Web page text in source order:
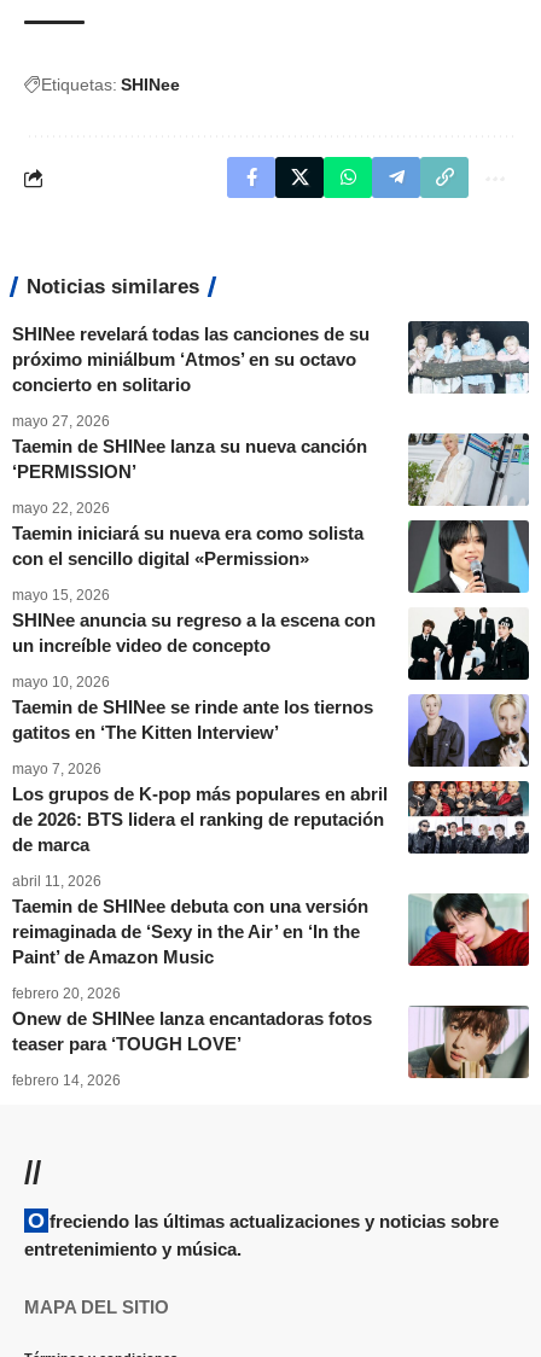
Etiquetas: SHINee
Noticias similares
SHINee revelará todas las canciones de su
próximo miniálbum ‘Atmos’ en su octavo
concierto en solitario
mayo 27, 2026
Taemin de SHINee lanza su nueva canción
‘PERMISSION’
mayo 22, 2026
Taemin iniciará su nueva era como solista
con el sencillo digital «Permission»
mayo 15, 2026
SHINee anuncia su regreso a la escena con
un increíble video de concepto
mayo 10, 2026
Taemin de SHINee se rinde ante los tiernos
gatitos en ‘The Kitten Interview’
mayo 7, 2026
Los grupos de K-pop más populares en abril
de 2026: BTS lidera el ranking de reputación
de marca
abril 11, 2026
Taemin de SHINee debuta con una versión
reimaginada de ‘Sexy in the Air’ en ‘In the
Paint’ de Amazon Music
febrero 20, 2026
Onew de SHINee lanza encantadoras fotos
teaser para ‘TOUGH LOVE’
febrero 14, 2026
//
Ofreciendo las últimas actualizaciones y noticias sobre
entretenimiento y música.
MAPA DEL SITIO